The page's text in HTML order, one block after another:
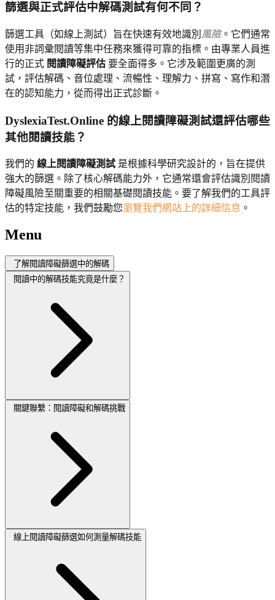
篩選與正式評估中解碼測試有何不同？
篩選工具（如線上測試）旨在快速有效地識別 風險。它們通常
使用非詞彙閱讀等集中任務來獲得可靠的指標。由專業人員進
行的正式 閱讀障礙評估 要全面得多。它涉及範圍更廣的測
試，評估解碼、音位處理、流暢性、理解力、拼寫、寫作和潛
在的認知能力，從而得出正式診斷。
DyslexiaTest.Online 的線上閱讀障礙測試還評估哪些
其他閱讀技能？
我們的 線上閱讀障礙測試 是根據科學研究設計的，旨在提供
強大的篩選。除了核心解碼能力外，它通常還會評估識別閱讀
障礙風險至關重要的相關基礎閱讀技能。要了解我們的工具評
估的特定技能，我們鼓勵您瀏覽我們網站上的詳細信息 。
Menu
了解閱讀障礙篩選中的解碼
閱讀中的解碼技能究竟是什麼？
關鍵聯繫：閱讀障礙和解碼挑戰
線上閱讀障礙篩選如何測量解碼技能